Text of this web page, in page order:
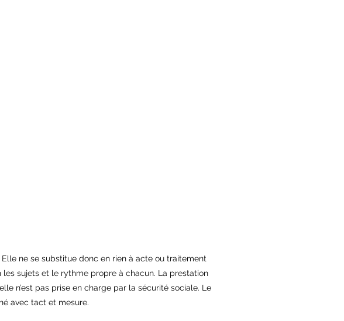
ne se substitue donc en rien à acte ou traitement
sujets et le rythme propre à chacun. La prestation
n’est pas prise en charge par la sécurité sociale. Le
avec tact et mesure.